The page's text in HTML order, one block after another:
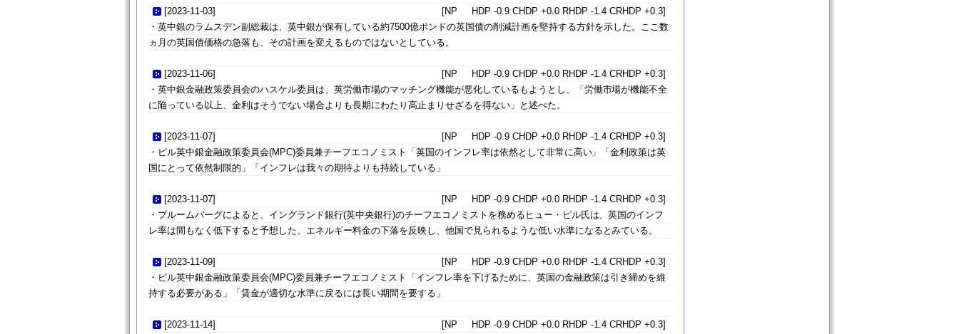
[2023-11-03]
[NP HDP -0.9 CHDP +0.0 RHDP -1.4 CRHDP +0.3]
・英中銀のラムスデン副総裁は、英中銀が保有している約7500億ポンドの英国債の削減計画を堅持する方針を示した。ここ数
ヵ月の英国債価格の急落も、その計画を変えるものではないとしている。
[2023-11-06]
[NP HDP -0.9 CHDP +0.0 RHDP -1.4 CRHDP +0.3]
・英中銀金融政策委員会のハスケル委員は、英労働市場のマッチング機能が悪化しているもようとし、「労働市場が機能不全
に陥っている以上、金利はそうでない場合よりも長期にわたり高止まりせざるを得ない」と述べた。
[2023-11-07]
[NP HDP -0.9 CHDP +0.0 RHDP -1.4 CRHDP +0.3]
・ピル英中銀金融政策委員会(MPC)委員兼チーフエコノミスト「英国のインフレ率は依然として非常に高い」「金利政策は英
国にとって依然制限的」「インフレは我々の期待よりも持続している」
[2023-11-07]
[NP HDP -0.9 CHDP +0.0 RHDP -1.4 CRHDP +0.3]
・ブルームバーグによると、イングランド銀行(英中央銀行)のチーフエコノミストを務めるヒュー・ピル氏は、英国のインフ
レ率は間もなく低下すると予想した。エネルギー料金の下落を反映し、他国で見られるような低い水準になるとみている。
[2023-11-09]
[NP HDP -0.9 CHDP +0.0 RHDP -1.4 CRHDP +0.3]
・ピル英中銀金融政策委員会(MPC)委員兼チーフエコノミスト「インフレ率を下げるために、英国の金融政策は引き締めを維
持する必要がある」「賃金が適切な水準に戻るには長い期間を要する」
[2023-11-14]
[NP HDP -0.9 CHDP +0.0 RHDP -1.4 CRHDP +0.3]